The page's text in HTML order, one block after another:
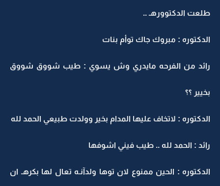
طلعت الدكتوورهـ ..
الدكتوره : مبروك جاك توأم بنات
رائد من الفرحه مايدري وش يسوي : طيب شووق شووق
بخيير ؟؟
الدكتوره : لاتخاف عليها المدام بخير وولدت طبيعي الحمد لله
رائد : الحمد لله .. طيب فيني اشوفها
الدكتوره : الحين ممنوع لان توها ولدآنـه تعال لها بكرهـ ان